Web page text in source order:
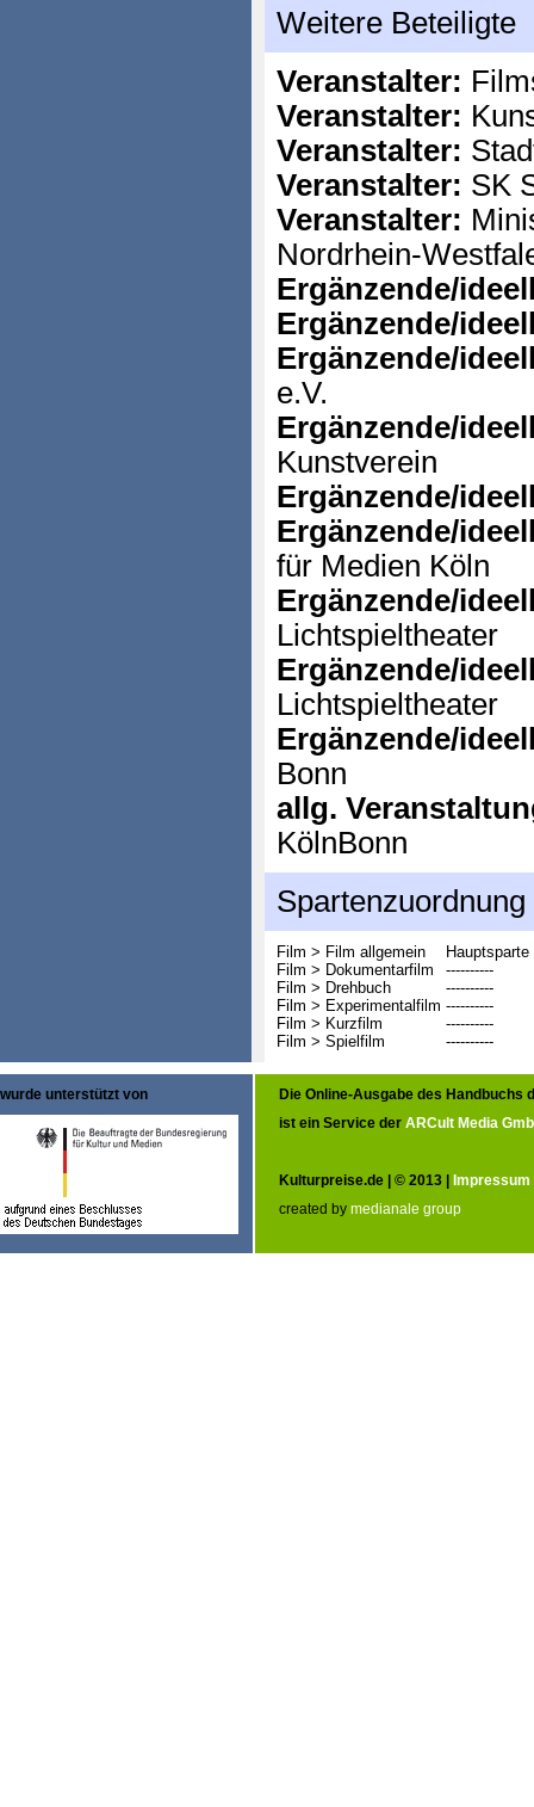
Weitere Beteiligte
Veranstalter:
Veranstalter:
Veranstalter:
Veranstalter: SK
Veranstalter:
Nordrhein-
Ergänzende/
Ergänzende/
Ergänzende/
e.V.
Ergänzende/
Kunstverein
Ergänzende/
Ergänzende/
für Medien Köln
Ergänzende/
Lichtspieltheater
Ergänzende/
Lichtspieltheater
Ergänzende/
Bonn
allg.
KölnBonn
Spartenzuordnung
Film > Film allgemein
Hauptsparte
Film > Dokumentarfilm
----------
Film > Drehbuch
----------
Film > Experimentalfilm ----------
Film > Kurzfilm
----------
Film > Spielfilm
----------
wurde unterstützt von
Die Online-Ausgabe des Handbuchs
ist ein Service der ARCult Media
Kulturpreise.de | © 2013 | Impressum
created by medianale group